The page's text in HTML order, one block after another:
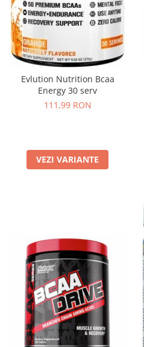
Evlution Nutrition Bcaa
Energy 30 serv
111,99 RON
VEZI VARIANTE